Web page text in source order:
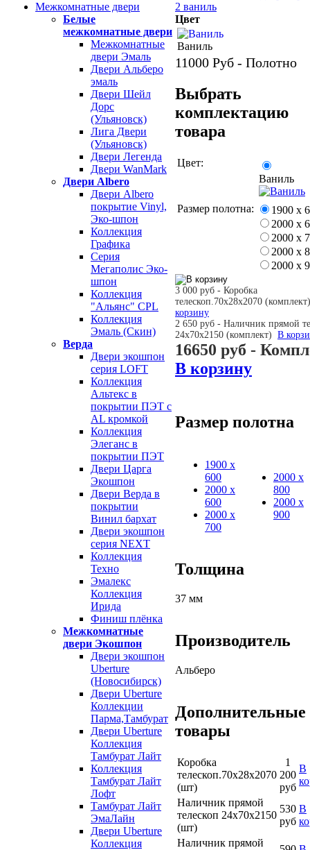
Межкомнатные двери
Белые
межкомнатные двери
Межкомнатные
двери Эмаль
Двери Альберо
эмаль
Двери Шейл
Дорс
(Ульяновск)
Лига Двери
(Ульяновск)
Двери Легенда
Двери WanMark
Двери Albero
Двери Albero
покрытие Vinyl,
Эко-шпон
Коллекция
Графика
Серия
Мегаполис Эко-
шпон
Коллекция
"Альянс" CPL
Коллекция
Эмаль (Скин)
Верда
Двери экошпон
серия LOFT
Коллекция
Альтекс в
покрытии ПЭТ с
AL кромкой
Коллекция
Элеганс в
покрытии ПЭТ
Двери Царга
Экошпон
Двери Верда в
покрытии
Винил бархат
Двери экошпон
серия NEXT
Коллекция
Техно
Эмалекс
Коллекция
Ирида
Финиш плёнка
Межкомнатные
двери Экошпон
Двери экошпон
Uberture
(Новосибирск)
Двери Uberture
Коллекции
Парма,Тамбурат
Двери Uberture
Коллекция
Тамбурат Лайт
Коллекция
Тамбурат Лайт
Лофт
Тамбурат Лайт
ЭмаЛайн
Двери Uberture
Коллекция
Цвет
Ваниль
11000 Руб - Полотно
Выбрать
комплектацию
товара
Цвет:
Ваниль
Размер полотна:
1900 х
2000 х
2000 х
2000 х
2000 х
3 000 руб - Коробка
телескоп.70х28х2070
корзину
2 650 руб - Наличник прямой
24х70х2150 (комплект) В
16650 руб -
В корзину
Размер полотна
1900 х
600
2000 х
600
2000 х
700
2000 х
800
2000 х
900
Толщина
37 мм
Производитель
Альберо
Дополнительные
товары
Коробка
телескоп.70х28х2070
(шт)
1
200
руб
В
Наличник прямой
телескоп 24х70х2150
(шт)
530
руб
В
Наличник прямой